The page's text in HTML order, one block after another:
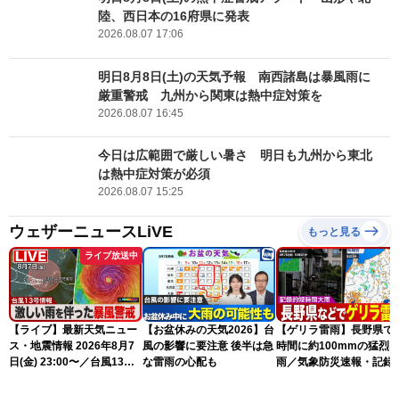
陸、西日本の16府県に発表
2026.08.07 17:06
明日8月8日(土)の天気予報 南西諸島は暴風雨に
厳重警戒 九州から関東は熱中症対策を
2026.08.07 16:45
今日は広範囲で厳しい暑さ 明日も九州から東北
は熱中症対策が必須
2026.08.07 15:25
ウェザーニュースLiVE もっと見る
ライブ放送中
【ライブ】最新天気ニュー
ス・地震情報 2026年8月7
日(金) 23:00〜／台風13号
【お盆休みの天気2026】台
風の影響に要注意 後半は急
な雷雨の心配も
【ゲリラ雷雨】長野県で1
時間に約100mmの猛烈な
雨／気象防災速報・記録